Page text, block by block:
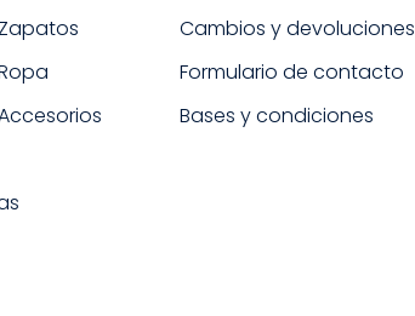
Cambios y devoluciones
Formulario de contacto
Bases y condiciones